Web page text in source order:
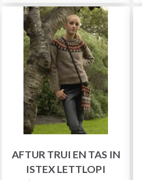
AFTUR TRUI EN TAS IN
ISTEX LETTLOPI